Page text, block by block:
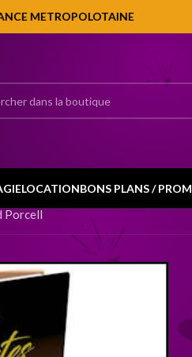
LOCATIONBONS PLANS /
Porcell